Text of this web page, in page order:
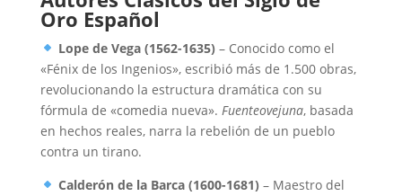
Oro Español
Lope de Vega (1562-1635) – Conocido como el
«Fénix de los Ingenios», escribió más de 1.500 obras,
revolucionando la estructura dramática con su
fórmula de «comedia nueva». Fuenteovejuna, basada
en hechos reales, narra la rebelión de un pueblo
contra un tirano.
Calderón de la Barca (1600-1681) – Maestro del